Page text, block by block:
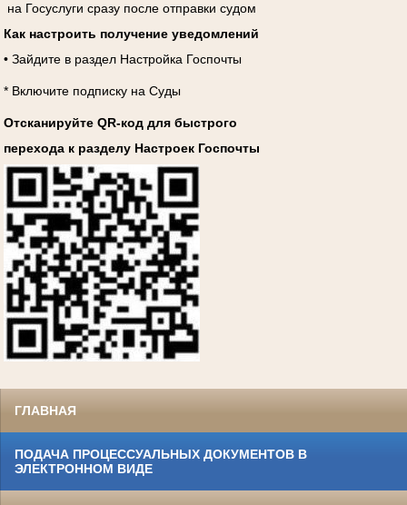
на Госуслуги сразу после отправки судом
Как настроить получение уведомлений
• Зайдите в раздел Настройка Госпочты
* Включите подписку на Суды
Отсканируйте QR-код для быстрого
перехода к разделу Настроек Госпочты
ГЛАВНАЯ
ПОДАЧА ПРОЦЕССУАЛЬНЫХ ДОКУМЕНТОВ В
ЭЛЕКТРОННОМ ВИДЕ